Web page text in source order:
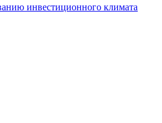
инвестиционного климата